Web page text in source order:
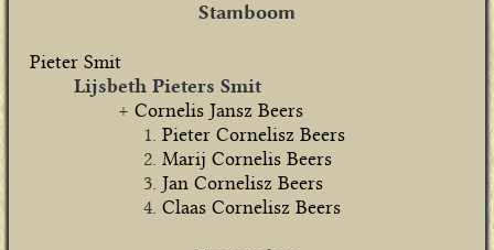
Stamboom
Pieter Smit
Lijsbeth Pieters Smit
Cornelis Jansz Beers
Pieter Cornelisz Beers
Marij Cornelis Beers
Jan Cornelisz Beers
Claas Cornelisz Beers